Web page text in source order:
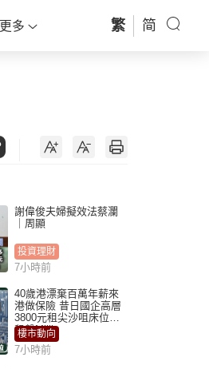
更多 繁 简
謝偉俊夫婦擬效法蔡瀾
｜周顯
投資理財
7小時前
40歲港漂棄百萬年薪來
港做保險 昔日國企高層
3800元租尖沙咀床位｜
租盤Million
樓市動向
7小時前